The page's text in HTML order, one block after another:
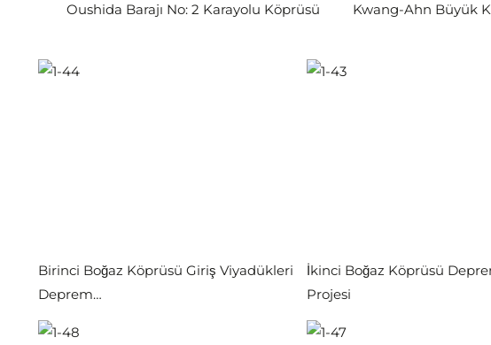
Oushida Barajı No: 2 Karayolu Köprüsü Kwang-Ahn Büyük
Birinci Boğaz Köprüsü Giriş Viyadükleri
Deprem…
İkinci Boğaz Köprüsü
Projesi